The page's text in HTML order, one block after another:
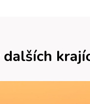
dalších